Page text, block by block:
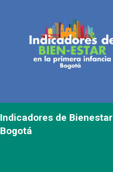
Indicadores de Bienestar
Bogotá